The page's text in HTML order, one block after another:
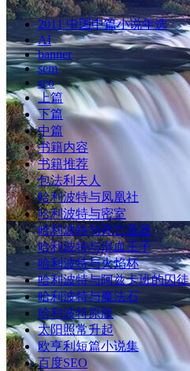
2011 中国中篇小说年选
AI
banner
sem
seo
上篇
下篇
中篇
书籍内容
书籍推荐
包法利夫人
哈利波特与凤凰社
哈利波特与密室
哈利波特与死亡圣器
哈利波特与混血王子
哈利波特与火焰杯
哈利波特与阿兹卡班的囚徒
哈利波特与魔法石
哈利波特原版
太阳照常升起
欧亨利短篇小说集
百度SEO